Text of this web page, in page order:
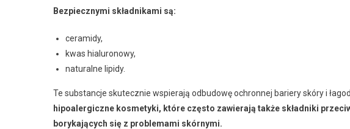
Bezpiecznymi składnikami są:
ceramidy,
kwas hialuronowy,
naturalne lipidy.
Te substancje skutecznie wspierają odbudowę ochronnej bariery skóry i
hipoalergiczne kosmetyki, które często zawierają także składniki
borykających się z problemami skórnymi.